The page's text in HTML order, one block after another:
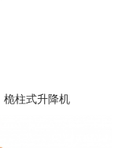
桅柱式升降机